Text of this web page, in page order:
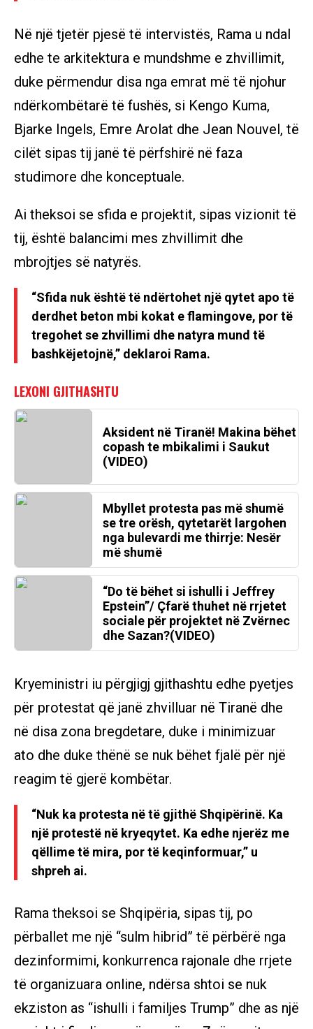
Në një tjetër pjesë të intervistës, Rama u ndal
edhe te arkitektura e mundshme e zhvillimit,
duke përmendur disa nga emrat më të njohur
ndërkombëtarë të fushës, si Kengo Kuma,
Bjarke Ingels, Emre Arolat dhe Jean Nouvel, të
cilët sipas tij janë të përfshirë në faza
studimore dhe konceptuale.
Ai theksoi se sfida e projektit, sipas vizionit të
tij, është balancimi mes zhvillimit dhe
mbrojtjes së natyrës.
“Sfida nuk është të ndërtohet një qytet apo të
derdhet beton mbi kokat e flamingove, por të
tregohet se zhvillimi dhe natyra mund të
bashkëjetojnë,” deklaroi Rama.
Aksident në Tiranë! Makina bëhet
copash te mbikalimi i Saukut
(VIDEO)
Mbyllet protesta pas më shumë
se tre orësh, qytetarët largohen
nga bulevardi me thirrje: Nesër
më shumë
“Do të bëhet si ishulli i Jeffrey
Epstein”/ Çfarë thuhet në rrjetet
sociale për projektet në Zvërnec
dhe Sazan?(VIDEO)
Kryeministri iu përgjigj gjithashtu edhe pyetjes
për protestat që janë zhvilluar në Tiranë dhe
në disa zona bregdetare, duke i minimizuar
ato dhe duke thënë se nuk bëhet fjalë për një
reagim të gjerë kombëtar.
“Nuk ka protesta në të gjithë Shqipërinë. Ka
një protestë në kryeqytet. Ka edhe njerëz me
qëllime të mira, por të keqinformuar,” u
shpreh ai.
Rama theksoi se Shqipëria, sipas tij, po
përballet me një “sulm hibrid” të përbërë nga
dezinformimi, konkurrenca rajonale dhe rrjete
të organizuara online, ndërsa shtoi se nuk
ekziston as “ishulli i familjes Trump” dhe as një